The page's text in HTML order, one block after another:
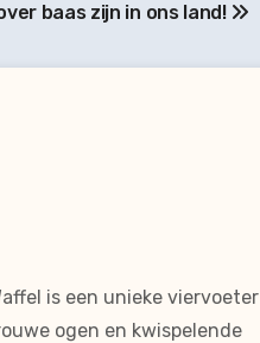
baas zijn in ons land!
is een unieke viervoeter
ogen en kwispelende